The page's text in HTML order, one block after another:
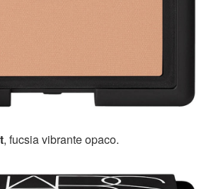
, fucsia vibrante opaco.